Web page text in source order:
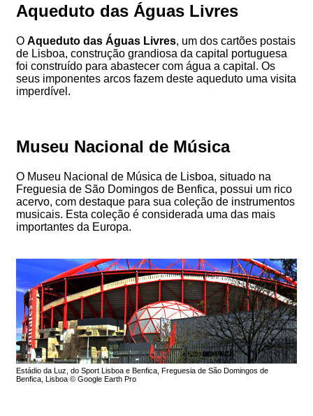
Aqueduto das Águas Livres
O Aqueduto das Águas Livres, um dos cartões postais
de Lisboa, construção grandiosa da capital portuguesa
foi construído para abastecer com água a capital. Os
seus imponentes arcos fazem deste aqueduto uma visita
imperdível.
Museu Nacional de Música
O Museu Nacional de Música de Lisboa, situado na
Freguesia de São Domingos de Benfica, possui um rico
acervo, com destaque para sua coleção de instrumentos
musicais. Esta coleção é considerada uma das mais
importantes da Europa.
Estádio da Luz, do Sport Lisboa e Benfica, Freguesia de São Domingos de
Benfica, Lisboa © Google Earth Pro